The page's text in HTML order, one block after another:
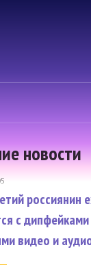
новости
россиянин
с
видео и